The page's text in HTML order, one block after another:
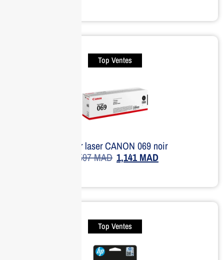
Top Ventes
Toner laser CANON 069 noir
1,597MAD 1,141MAD
Top Ventes